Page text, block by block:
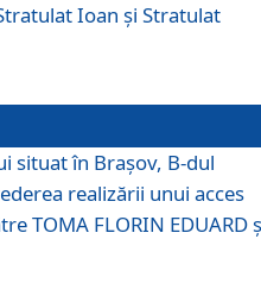
Ioan şi Stratulat
situat în Braşov, B-dul
realizării unui acces
TOMA FLORIN EDUARD